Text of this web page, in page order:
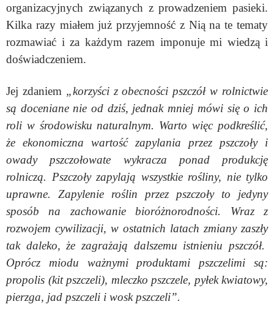
organizacyjnych związanych z prowadzeniem pasieki.
Kilka razy miałem już przyjemność z Nią na te tematy
rozmawiać i za każdym razem imponuje mi wiedzą i
doświadczeniem.
Jej zdaniem „korzyści z obecności pszczół w rolnictwie
są doceniane nie od dziś, jednak mniej mówi się o ich
roli w środowisku naturalnym. Warto więc podkreślić,
że ekonomiczna wartość zapylania przez pszczoły i
owady pszczołowate wykracza ponad produkcję
rolniczą. Pszczoły zapylają wszystkie rośliny, nie tylko
uprawne. Zapylenie roślin przez pszczoły to jedyny
sposób na zachowanie bioróżnorodności. Wraz z
rozwojem cywilizacji, w ostatnich latach zmiany zaszły
tak daleko, że zagrażają dalszemu istnieniu pszczół.
Oprócz miodu ważnymi produktami pszczelimi są:
propolis (kit pszczeli), mleczko pszczele, pyłek kwiatowy,
pierzga, jad pszczeli i wosk pszczeli”.